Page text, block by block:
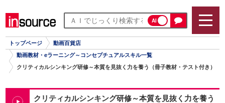
AI
トップページ
動画百貨店
動画教材・eラーニング～コンセプチュアルスキル一覧
クリティカルシンキング研修～本質を見抜く力を養う（冊子教材・テスト付き）
クリティカルシンキング研修～本質を見抜く力を養う